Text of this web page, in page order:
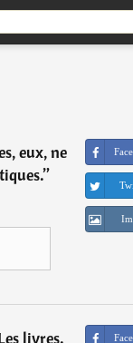
eux, ne
”
livres.